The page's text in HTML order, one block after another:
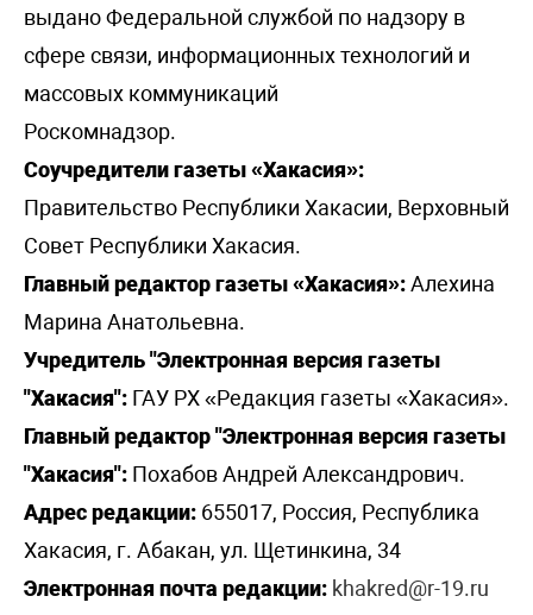
выдано Федеральной службой по надзору в
сфере связи, информационных технологий и
массовых коммуникаций
Роскомнадзор.
Соучредители газеты «Хакасия»:
Правительство Республики Хакасии, Верховный
Совет Республики Хакасия.
Главный редактор газеты «Хакасия»:Алехина
Марина Анатольевна.
Учредитель "Электронная версия газеты
"Хакасия": ГАУ РХ «Редакция газеты «Хакасия».
Главный редактор "Электронная версия газеты
"Хакасия": Похабов Андрей Александрович.
Адрес редакции: 655017, Россия, Республика
Хакасия, г. Абакан, ул. Щетинкина, 34
Электронная почта редакции: khakred@r-19.ru